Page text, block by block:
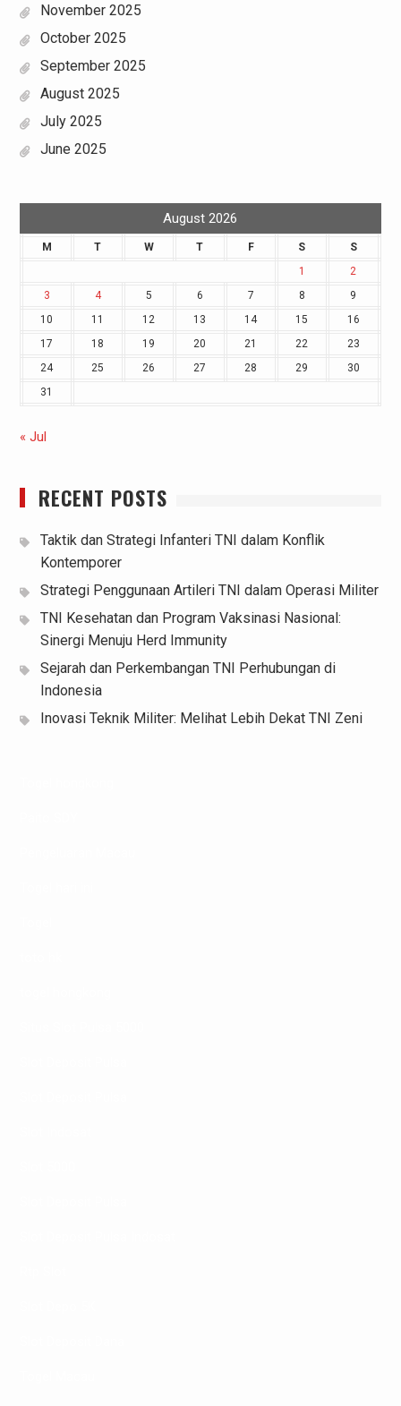
November 2025
October 2025
September 2025
August 2025
July 2025
June 2025
August 2026
M T W T F S
S
1
2
3
4 5 6 7 8
9
10
11 12 13 14 15
16
17
18 19 20 21 22
23
24
25 26 27 28 29
30
31
« Jul
RECENT POSTS
Taktik dan Strategi Infanteri TNI dalam Konflik
Kontemporer
Strategi Penggunaan Artileri TNI dalam Operasi Militer
TNI Kesehatan dan Program Vaksinasi Nasional:
Sinergi Menuju Herd Immunity
Sejarah dan Perkembangan TNI Perhubungan di
Indonesia
Inovasi Teknik Militer: Melihat Lebih Dekat TNI Zeni